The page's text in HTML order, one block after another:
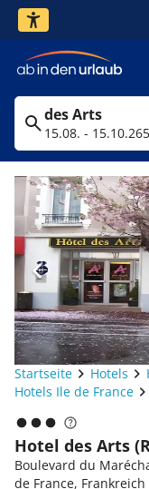
des Arts
15.08. - 15.10.26
Startseite Hotels
Hotels Ile de France
Hotel des Arts
Boulevard du
de France, Frankreich